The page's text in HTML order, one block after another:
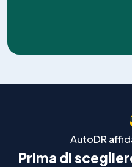
AutoDR
Prima di